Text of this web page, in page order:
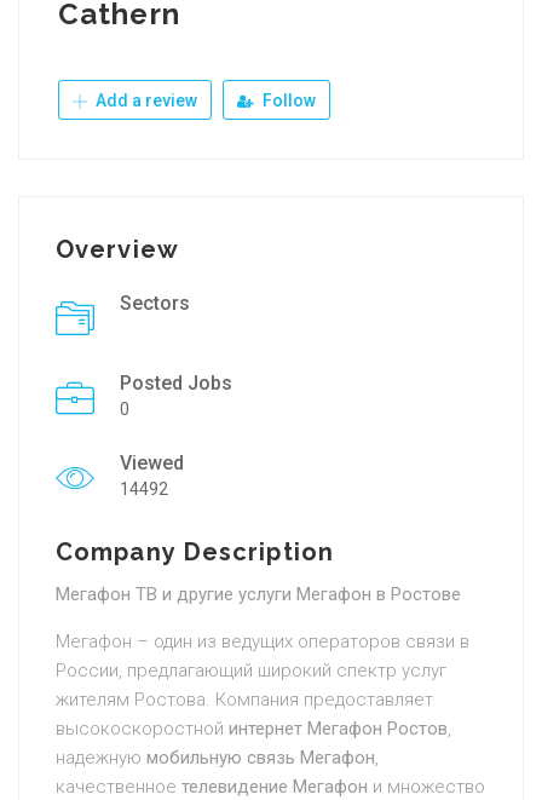
Cathern
Add a review Follow
Overview
Sectors
Posted Jobs
0
Viewed
14492
Company Description
Мегафон ТВ и другие услуги Мегафон в Ростове
Мегафон – один из ведущих операторов связи в
России, предлагающий широкий спектр услуг
жителям Ростова. Компания предоставляет
высокоскоростной интернет Мегафон Ростов,
надежную мобильную связь Мегафон,
качественное телевидение Мегафон и множество